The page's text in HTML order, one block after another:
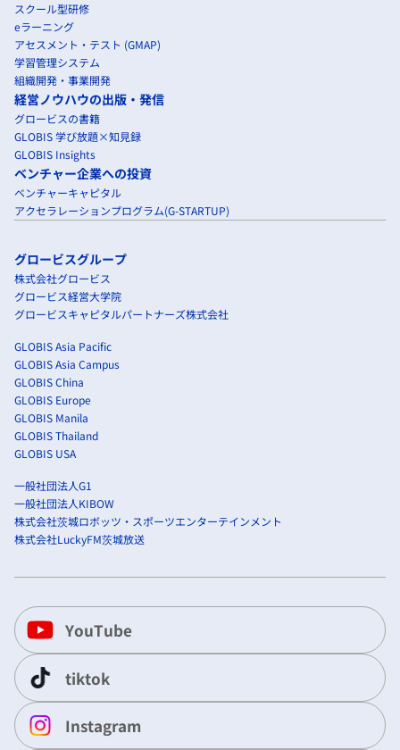
スクール型研修
eラーニング
アセスメント・テスト (GMAP)
学習管理システム
組織開発・事業開発
経営ノウハウの出版・発信
グロービスの書籍
GLOBIS 学び放題×知見録
GLOBIS Insights
ベンチャー企業への投資
ベンチャーキャピタル
アクセラレーションプログラム(G-STARTUP)
グロービスグループ
株式会社グロービス
グロービス経営大学院
グロービスキャピタルパートナーズ株式会社
GLOBIS Asia Pacific
GLOBIS Asia Campus
GLOBIS China
GLOBIS Europe
GLOBIS Manila
GLOBIS Thailand
GLOBIS USA
一般社団法人G1
一般社団法人KIBOW
株式会社茨城ロボッツ・スポーツエンターテインメント
株式会社LuckyFM茨城放送
YouTube
tiktok
Instagram